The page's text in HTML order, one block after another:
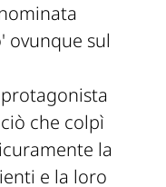
ovunque sul
che colpì
la
e la loro